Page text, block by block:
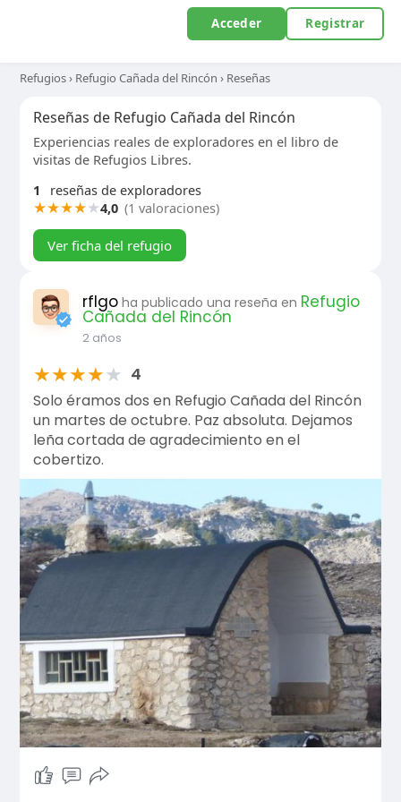
Acceder Registrar
Refugios› Refugio Cañada del Rincón › Reseñas
Reseñas de Refugio Cañada del Rincón
Experiencias reales de exploradores en el libro de
visitas de Refugios Libres.
1
reseñas de exploradores
★★★★★4,0 (1 valoraciones)
Ver ficha del refugio
rflgo ha publicado una reseña en Refugio
Cañada del Rincón
2 años
★★★★★ 4
Solo éramos dos en Refugio Cañada del Rincón
un martes de octubre. Paz absoluta. Dejamos
leña cortada de agradecimiento en el
cobertizo.